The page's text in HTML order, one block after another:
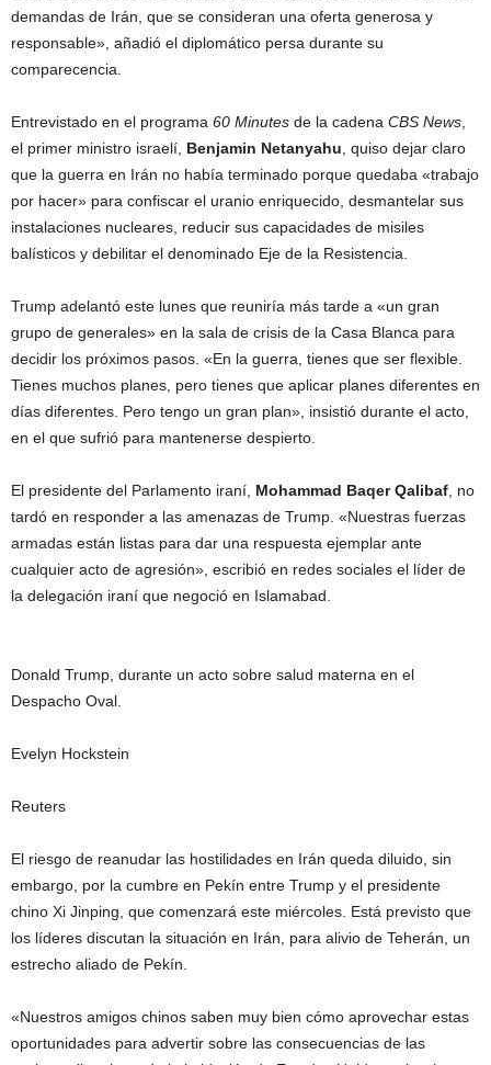
demandas de Irán, que se consideran una oferta generosa y
responsable», añadió el diplomático persa durante su
comparecencia.
Entrevistado en el programa 60 Minutes de la cadena CBS News
el primer ministro israelí, Benjamin Netanyahu , quiso dejar claro
que la guerra en Irán no había terminado porque quedaba «trabajo
por hacer» para confiscar el uranio enriquecido, desmantelar sus
instalaciones nucleares, reducir sus capacidades de misiles
balísticos y debilitar el denominado Eje de la Resistencia.
Trump adelantó este lunes que reuniría más tarde a «un gran
grupo de generales» en la sala de crisis de la Casa Blanca para
decidir los próximos pasos. «En la guerra, tienes que ser flexible.
Tienes muchos planes, pero tienes que aplicar planes diferentes en
días diferentes. Pero tengo un gran plan», insistió durante el acto,
en el que sufrió para mantenerse despierto.
El presidente del Parlamento iraní, Mohammad Baqer Qalibaf , no
tardó en responder a las amenazas de Trump. «Nuestras fuerzas
armadas están listas para dar una respuesta ejemplar ante
cualquier acto de agresión», escribió en redes sociales el líder de
la delegación iraní que negoció en Islamabad.
Donald Trump, durante un acto sobre salud materna en el
Despacho Oval.
Evelyn Hockstein
Reuters
El riesgo de reanudar las hostilidades en Irán queda diluido, sin
embargo, por la cumbre en Pekín entre Trump y el presidente
chino Xi Jinping, que comenzará este miércoles. Está previsto que
los líderes discutan la situación en Irán, para alivio de Teherán, un
estrecho aliado de Pekín.
«Nuestros amigos chinos saben muy bien cómo aprovechar estas
oportunidades para advertir sobre las consecuencias de las